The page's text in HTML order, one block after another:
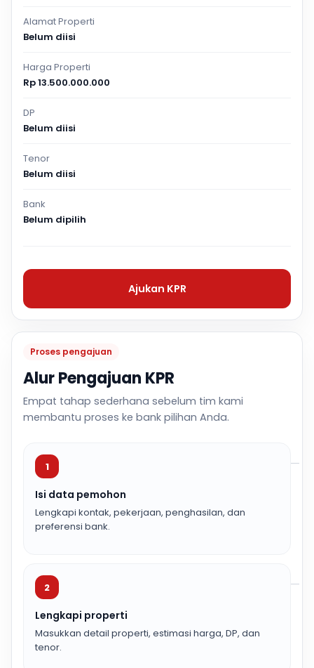
Proses pengajuan
Alur Pengajuan KPR
Empat tahap sederhana sebelum tim kami
membantu proses ke bank pilihan Anda.
1
Isi data pemohon
Lengkapi kontak, pekerjaan, penghasilan, dan
preferensi bank.
2
Lengkapi properti
Masukkan detail properti, estimasi harga, DP, dan
tenor.
Alamat Properti
Belum diisi
Harga Properti
Rp 13.500.000.000
DP
Belum diisi
Tenor
Belum diisi
Bank
Belum dipilih
Ajukan KPR